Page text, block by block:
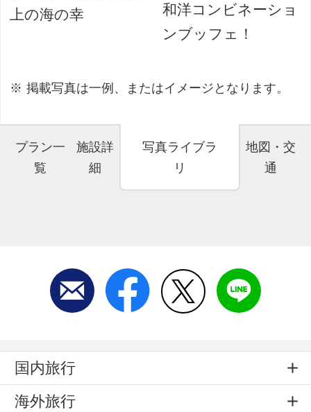
上の海の幸
和洋コンビネーショ
ンブッフェ！
掲載写真は一例、またはイメージとなります。
プラン一
覧
施設詳
細
写真ライブラ
リ
地図・交
通
国内旅行
海外旅行